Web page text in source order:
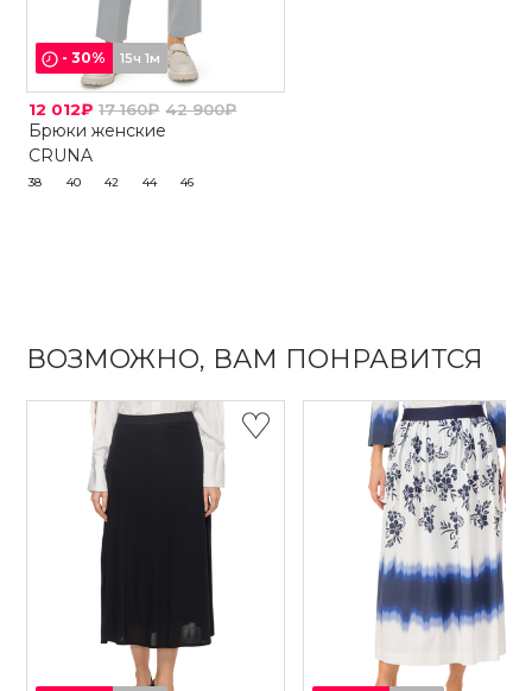
-30% 15ч 1м
12 012₽ 17 160₽ 42 900₽
Брюки женские
CRUNA
38 40 42 44 46
ВОЗМОЖНО, ВАМ ПОНРАВИТСЯ